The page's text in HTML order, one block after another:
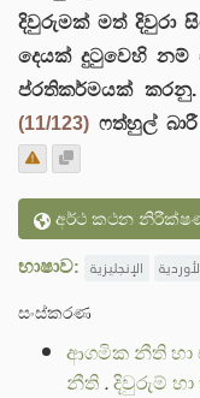
දිවුරුමක් මත් දිවුරා
දෙයක් දුටුවෙහි
ප්රතිකර්මයක්
(11/123) ෆත්හුල් බාරී
අර්ථ කථන
භාෂාව: الإنجليزية
සංස්කරණ
ආගමික නීති හා
නීති.දිවුරුම් හා